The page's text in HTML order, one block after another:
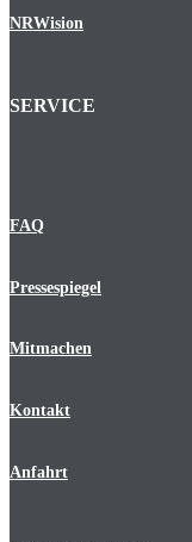
NRWision
SERVICE
FAQ
Pressespiegel
Mitmachen
Kontakt
Anfahrt